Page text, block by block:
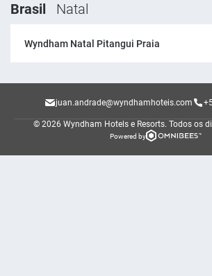
Brasil Natal
Wyndham Natal Pitangui Praia
juan.andrade@wyndhamhoteis.com
© 2026 Wyndham Hotels e Resorts. Todos os
Powered by